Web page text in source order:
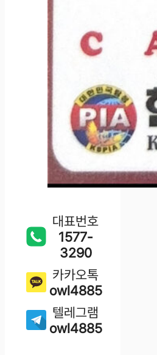
대표번호
1577-
3290
카카오톡
owl4885
텔레그램
owl4885